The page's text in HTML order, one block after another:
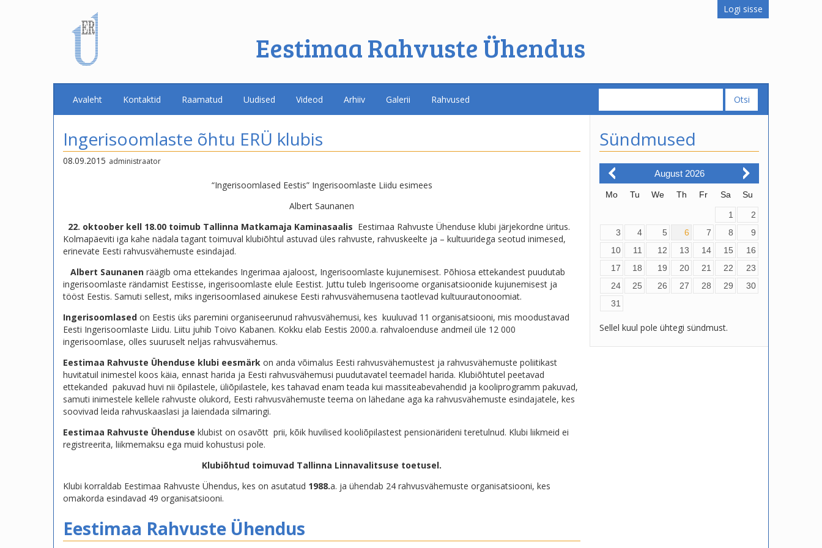
Logi sisse
Eestimaa Rahvuste Ühendus
Avaleht Kontaktid Raamatud Uudised Videod Arhiiv Galerii Rahvused
Ingerisoomlaste õhtu ERÜ klubis
08.09.2015 administraator
“Ingerisoomlased Eestis” Ingerisoomlaste Liidu esimees
Albert Saunanen
22. oktoober kell 18.00 toimub Tallinna Matkamaja Kaminasaalis Eestimaa Rahvuste Ühenduse klubi järjekordne üritus.
Kolmapäeviti iga kahe nädala tagant toimuval klubiõhtul astuvad üles rahvuste, rahvuskeelte ja – kultuuridega seotud inimesed,
erinevate Eesti rahvusvähemuste esindajad.
Albert Saunanen räägib oma ettekandes Ingerimaa ajaloost, Ingerisoomlaste kujunemisest. Põhiosa ettekandest puudutab
ingerisoomlaste rändamist Eestisse, ingerisoomlaste elule Eestist. Juttu tuleb Ingerisoome organisatsioonide kujunemisest ja
tööst Eestis. Samuti sellest, miks ingerisoomlased ainukese Eesti rahvusvähemusena taotlevad kultuurautonoomiat.
Ingerisoomlased on Eestis üks paremini organiseerunud rahvusvähemusi, kes kuuluvad 11 organisatsiooni, mis moodustavad
Eesti Ingerisoomlaste Liidu. Liitu juhib Toivo Kabanen. Kokku elab Eestis 2000.a. rahvaloenduse andmeil üle 12 000
ingerisoomlase, olles suuruselt neljas rahvusvähemus.
Eestimaa Rahvuste Ühenduse klubi eesmärk on anda võimalus Eesti rahvusvähemustest ja rahvusvähemuste poliitikast
huvitatuil inimestel koos käia, ennast harida ja Eesti rahvusvähemusi puudutavatel teemadel harida. Klubiõhtutel peetavad
ettekanded pakuvad huvi nii õpilastele, üliõpilastele, kes tahavad enam teada kui massiteabevahendid ja kooliprogramm pakuvad,
samuti inimestele kellele rahvuste olukord, Eesti rahvusvähemuste teema on lähedane aga ka rahvusvähemuste esindajatele, kes
soovivad leida rahvuskaaslasi ja laiendada silmaringi.
Eestimaa Rahvuste Ühenduse klubist on osavõtt prii, kõik huvilised kooliõpilastest pensionärideni teretulnud. Klubi liikmeid ei
registreerita, liikmemaksu ega muid kohustusi pole.
Klubiõhtud toimuvad Tallinna Linnavalitsuse toetusel.
Klubi korraldab Eestimaa Rahvuste Ühendus, kes on asutatud 1988.a. ja ühendab 24 rahvusvähemuste organisatsiooni, kes
omakorda esindavad 49 organisatsiooni.
Eestimaa Rahvuste Ühendus
Sündmused
August 2026
Mo Tu We Th Fr Sa Su
1
2
3
4 5 6 7 8
9
10
11 12 13 14 15
16
17
18 19 20 21 22
23
24
25 26 27 28 29
30
31
Sellel kuul pole ühtegi sündmust.